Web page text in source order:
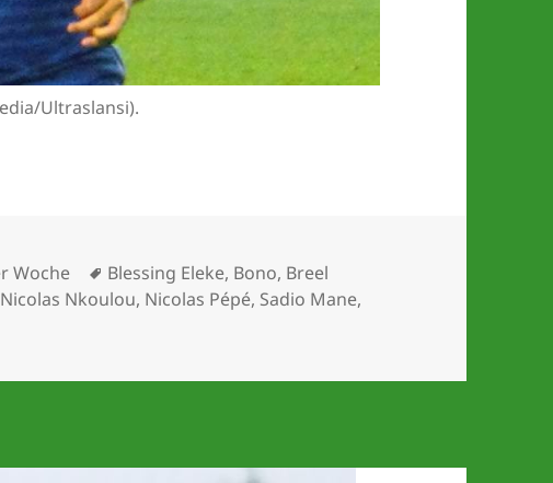
Ultraslansi).
Woche Schlagwörter
Blessing Eleke, Bono, Breel
Nicolas Nkoulou, Nicolas Pépé, Sadio Mane,